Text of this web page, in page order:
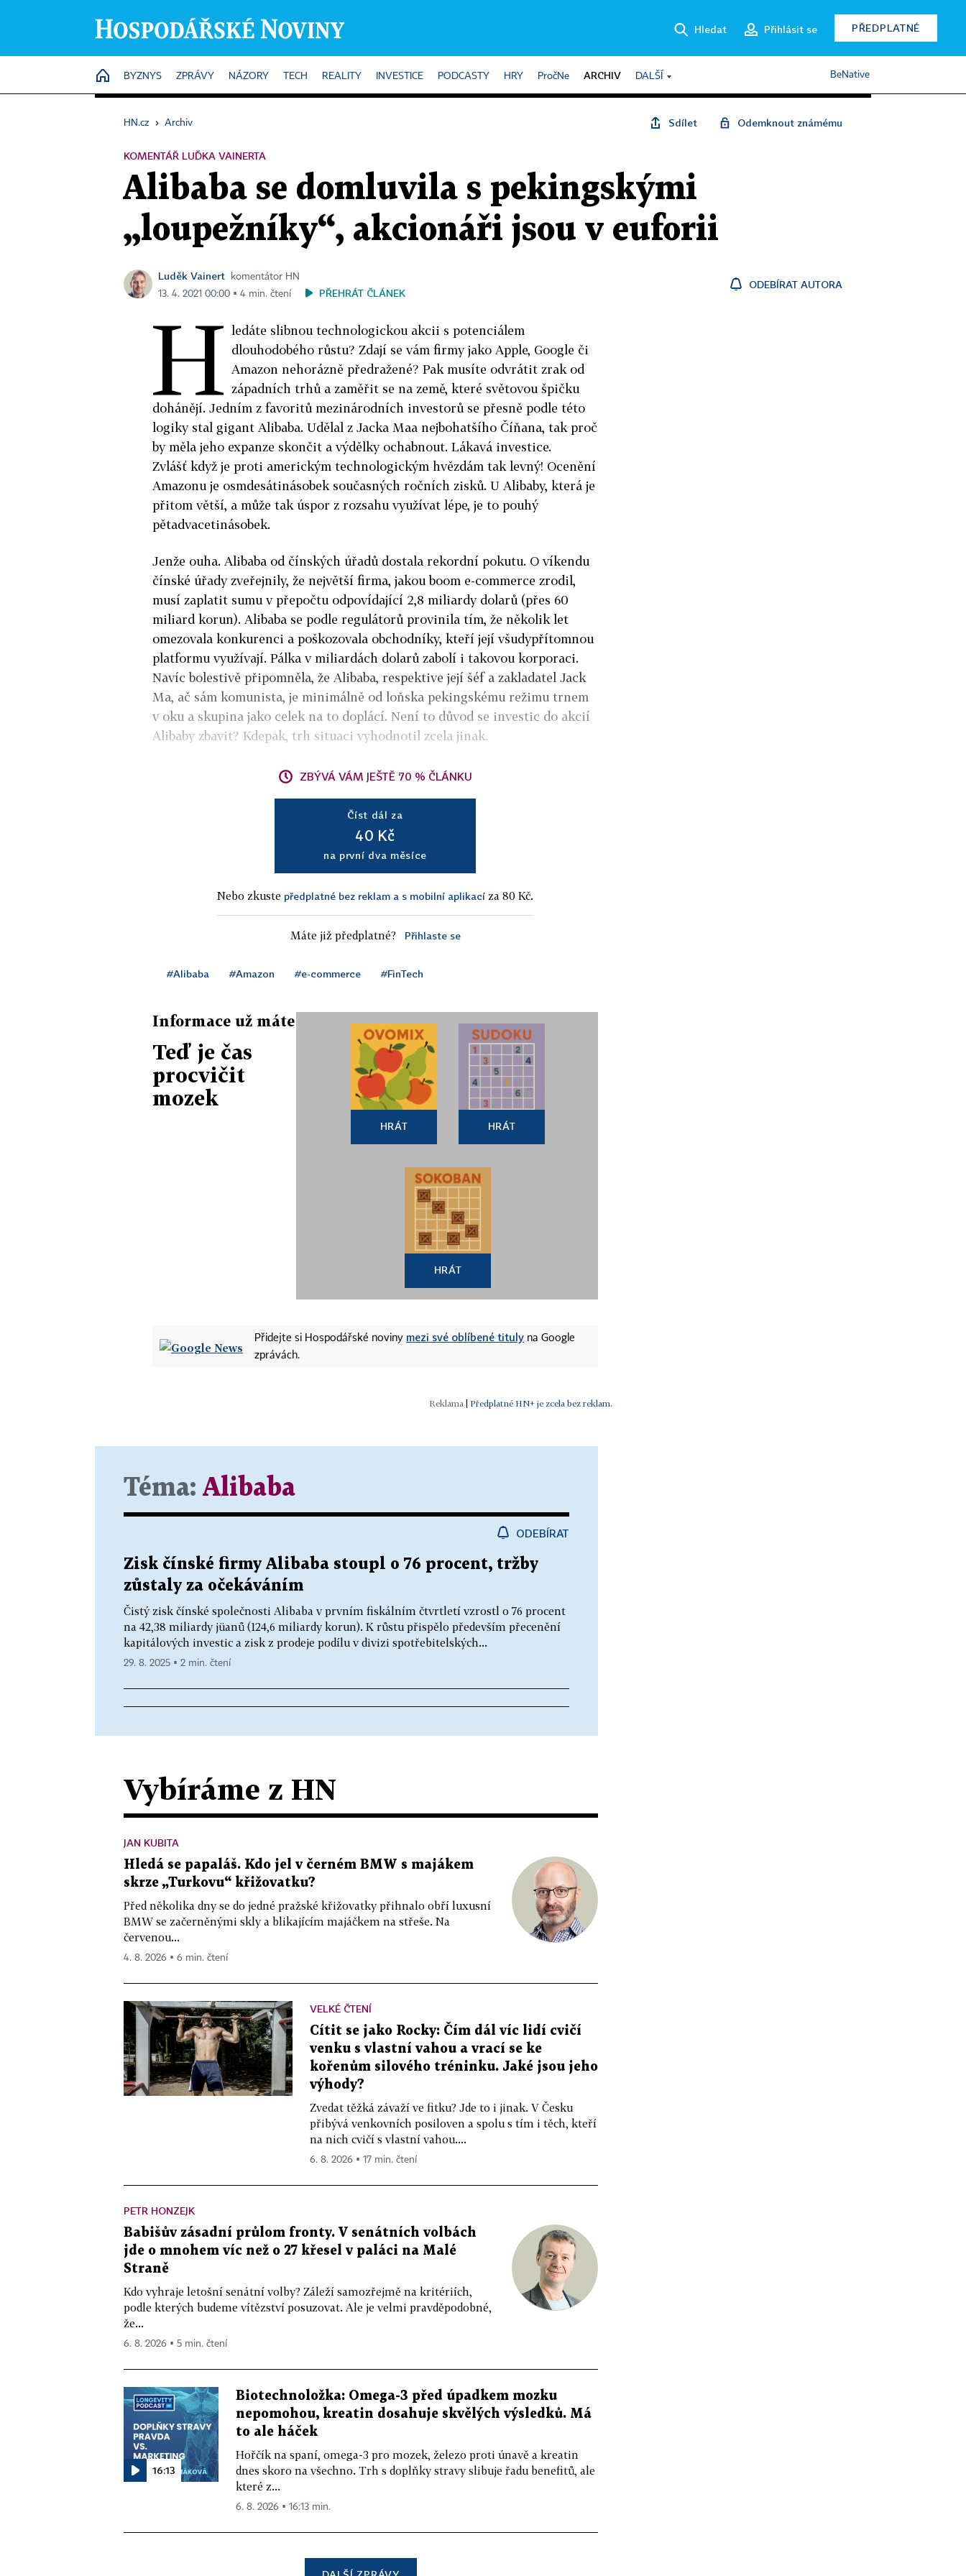
Hledat Přihlásit se PŘEDPLATNÉ
HOME
BYZNYS ZPRÁVY NÁZORY TECH REALITY INVESTICE PODCASTY HRY PročNe ARCHIV DALŠÍ BeNative
HN.cz › Archiv Sdílet Odemknout známému
KOMENTÁŘ LUĎKA VAINERTA
Alibaba se domluvila s pekingskými
„loupežníky“, akcionáři jsou v euforii
Luděk Vainert
komentátor HN
13. 4. 2021 00:00 ▪ 4 min. čtení
PŘEHRÁT ČLÁNEK
ODEBÍRAT AUTORA
H ledáte slibnou technologickou akcii s potenciálem
dlouhodobého růstu? Zdají se vám firmy jako Apple, Google či
Amazon nehorázně předražené? Pak musíte odvrátit zrak od
západních trhů a zaměřit se na země, které světovou špičku
dohánějí. Jedním z favoritů mezinárodních investorů se přesně podle této
logiky stal gigant Alibaba. Udělal z Jacka Maa nejbohatšího Číňana, tak proč
by měla jeho expanze skončit a výdělky ochabnout. Lákavá investice.
Zvlášť když je proti americkým technologickým hvězdám tak levný! Ocenění
Amazonu je osmdesátinásobek současných ročních zisků. U Alibaby, která je
přitom větší, a může tak úspor z rozsahu využívat lépe, je to pouhý
pětadvacetinásobek.
Jenže ouha. Alibaba od čínských úřadů dostala rekordní pokutu. O víkendu
čínské úřady zveřejnily, že největší firma, jakou boom e-commerce zrodil,
musí zaplatit sumu v přepočtu odpovídající 2,8 miliardy dolarů (přes 60
miliard korun). Alibaba se podle regulátorů provinila tím, že několik let
omezovala konkurenci a poškozovala obchodníky, kteří její všudypřítomnou
platformu využívají. Pálka v miliardách dolarů zabolí i takovou korporaci.
Navíc bolestivě připomněla, že Alibaba, respektive její šéf a zakladatel Jack
Ma, ač sám komunista, je minimálně od loňska pekingskému režimu trnem
v oku a skupina jako celek na to doplácí. Není to důvod se investic do akcií
Alibaby zbavit? Kdepak, trh situaci vyhodnotil zcela jinak.
ZBÝVÁ VÁM JEŠTĚ 70 % ČLÁNKU
Číst dál za
40 Kč
na první dva měsíce
Nebo zkuste předplatné bez reklam a s mobilní aplikací za 80 Kč.
Máte již předplatné? Přihlaste se
#Alibaba #Amazon #e-commerce #FinTech
Informace už máte
Teď je čas
procvičit
mozek
HRÁT HRÁT
HRÁT
Přidejte si Hospodářské noviny mezi své oblíbené tituly na Google
zprávách.
Předplatné HN+ je zcela bez reklam.
Téma: Alibaba
ODEBÍRAT
Zisk čínské firmy Alibaba stoupl o 76 procent, tržby
zůstaly za očekáváním
Čistý zisk čínské společnosti Alibaba v prvním fiskálním čtvrtletí vzrostl o 76 procent
na 42,38 miliardy jüanů (124,6 miliardy korun). K růstu přispělo především přecenění
kapitálových investic a zisk z prodeje podílu v divizi spotřebitelských...
29. 8. 2025 ▪ 2 min. čtení
Vybíráme z HN
JAN KUBITA
Hledá se papaláš. Kdo jel v černém BMW s majákem
skrze „Turkovu“ křižovatku?
Před několika dny se do jedné pražské křižovatky přihnalo obří luxusní
BMW se začerněnými skly a blikajícím majáčkem na střeše. Na
červenou...
4. 8. 2026 ▪ 6 min. čtení
VELKÉ ČTENÍ
Cítit se jako Rocky: Čím dál víc lidí cvičí
venku s vlastní vahou a vrací se ke
kořenům silového tréninku. Jaké jsou jeho
výhody?
Zvedat těžká závaží ve fitku? Jde to i jinak. V Česku
přibývá venkovních posiloven a spolu s tím i těch, kteří
na nich cvičí s vlastní vahou....
6. 8. 2026 ▪ 17 min. čtení
PETR HONZEJK
Babišův zásadní průlom fronty. V senátních volbách
jde o mnohem víc než o 27 křesel v paláci na Malé
Straně
Kdo vyhraje letošní senátní volby? Záleží samozřejmě na kritériích,
podle kterých budeme vítězství posuzovat. Ale je velmi pravděpodobné,
že...
6. 8. 2026 ▪ 5 min. čtení
16:13
Biotechnoložka: Omega-3 před úpadkem mozku
nepomohou, kreatin dosahuje skvělých výsledků. Má
to ale háček
Hořčík na spaní, omega-3 pro mozek, železo proti únavě a kreatin
dnes skoro na všechno. Trh s doplňky stravy slibuje řadu benefitů, ale
které z...
6. 8. 2026 ▪ 16:13 min.